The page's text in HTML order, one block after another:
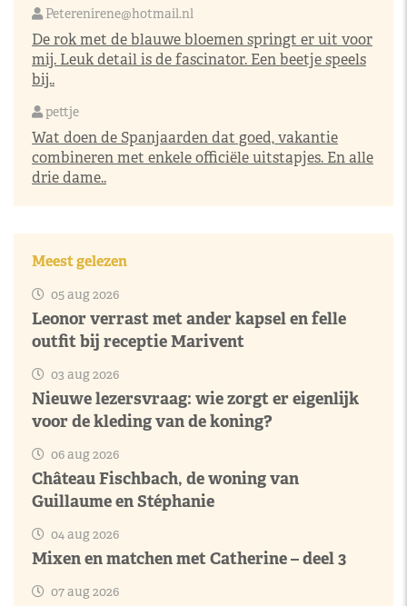
Peterenirene@hotmail.nl
De rok met de blauwe bloemen springt er uit voor
mij. Leuk detail is de fascinator. Een beetje speels
bij..
pettje
Wat doen de Spanjaarden dat goed, vakantie
combineren met enkele officiële uitstapjes. En alle
drie dame..
Meest gelezen
05 aug 2026
Leonor verrast met ander kapsel en felle
outfit bij receptie Marivent
03 aug 2026
Nieuwe lezersvraag: wie zorgt er eigenlijk
voor de kleding van de koning?
06 aug 2026
Château Fischbach, de woning van
Guillaume en Stéphanie
04 aug 2026
Mixen en matchen met Catherine – deel 3
07 aug 2026